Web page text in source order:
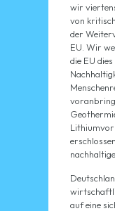
wir
von
der
EU. Wir
die EU
auf eine